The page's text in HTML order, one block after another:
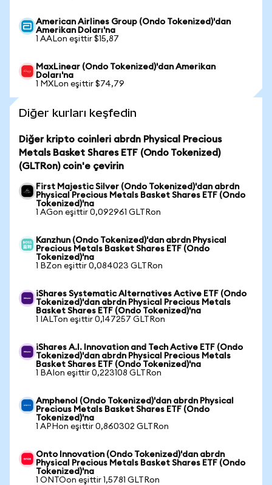
American Airlines Group (Ondo Tokenized)'dan
Amerikan Doları'na
1 AALon eşittir $15,87
MaxLinear (Ondo Tokenized)'dan Amerikan
Doları'na
1 MXLon eşittir $74,79
Diğer kurları keşfedin
Diğer kripto coinleri abrdn Physical Precious
Metals Basket Shares ETF (Ondo Tokenized)
(GLTRon) coin'e çevirin
First Majestic Silver (Ondo Tokenized)'dan abrdn
Physical Precious Metals Basket Shares ETF (Ondo
Tokenized)'na
1 AGon eşittir 0,092961 GLTRon
Kanzhun (Ondo Tokenized)'dan abrdn Physical
Precious Metals Basket Shares ETF (Ondo
Tokenized)'na
1 BZon eşittir 0,084023 GLTRon
iShares Systematic Alternatives Active ETF (Ondo
Tokenized)'dan abrdn Physical Precious Metals
Basket Shares ETF (Ondo Tokenized)'na
1 IALTon eşittir 0,147257 GLTRon
iShares A.I. Innovation and Tech Active ETF (Ondo
Tokenized)'dan abrdn Physical Precious Metals
Basket Shares ETF (Ondo Tokenized)'na
1 BAIon eşittir 0,223108 GLTRon
Amphenol (Ondo Tokenized)'dan abrdn Physical
Precious Metals Basket Shares ETF (Ondo
Tokenized)'na
1 APHon eşittir 0,860302 GLTRon
Onto Innovation (Ondo Tokenized)'dan abrdn
Physical Precious Metals Basket Shares ETF (Ondo
Tokenized)'na
1 ONTOon eşittir 1,5781 GLTRon